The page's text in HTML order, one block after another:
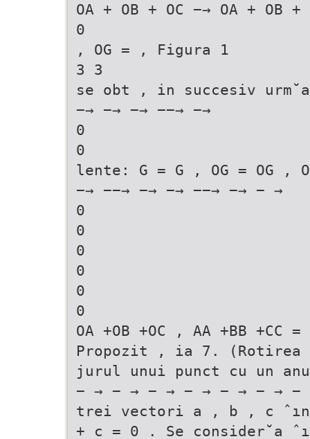
OA + OB + OC −→ OA + OB +
0
, OG = , Figura 1
3 3
se obt , in succesiv
−→ −→ −→ −−→ −→
0
0
lente: G = G , OG = OG ,
−→ −−→ −→ −→ −−→ −→ − →
0
0
0
0
0
0
OA +OB +OC , AA +BB +CC
Propozit , ia 7. (Rotirea
jurul unui punct cu un
− → − → − → − → − → − → −
trei vectori a , b , c ˆın
+ c = 0 . Se consider˘a